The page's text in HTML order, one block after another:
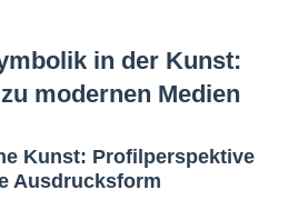
in der Kunst:
modernen Medien
Kunst: Profilperspektive
Ausdrucksform